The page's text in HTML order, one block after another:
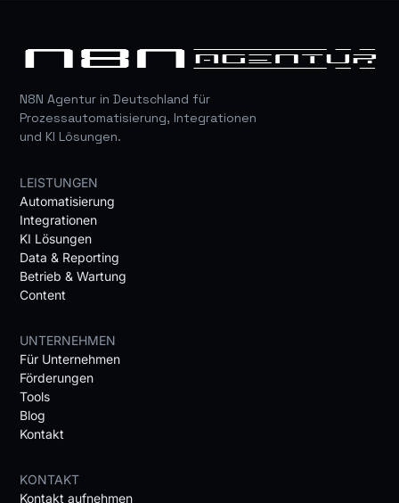
N8N Agentur in Deutschland für
Prozessautomatisierung, Integrationen
und KI Lösungen.
LEISTUNGEN
Automatisierung
Integrationen
KI Lösungen
Data & Reporting
Betrieb & Wartung
Content
UNTERNEHMEN
Für Unternehmen
Förderungen
Tools
Blog
Kontakt
KONTAKT
Kontakt aufnehmen